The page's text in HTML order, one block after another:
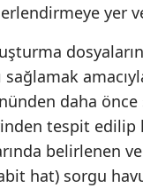
yer
daha önce
tespit
belirlenen
hat) sorgu